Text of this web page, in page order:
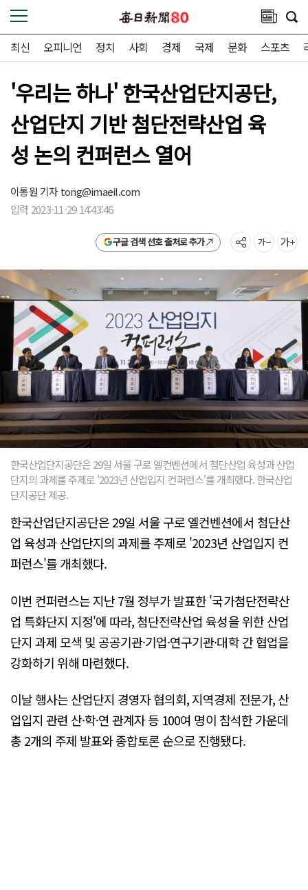
최신 오피니언 정치 사회 경제 국제 문화 스포츠
'우리는 하나' 한국산업단지공단,
산업단지 기반 첨단전략산업 육
성 논의 컨퍼런스 열어
이통원 기자tong@imaeil.com
입력 2023-11-29 14:43:46
구글 검색 선호 출처로 추가
한국산업단지공단은 29일 서울 구로 엘컨벤션에서 첨단산업 육성과 산업
단지의 과제를 주제로 '2023년 산업입지 컨퍼런스'를 개최했다. 한국산업
단지공단 제공.
한국산업단지공단은 29일 서울 구로 엘컨벤션에서 첨단산
업 육성과 산업단지의 과제를 주제로 '2023년 산업입지 컨
퍼런스'를 개최했다.
이번 컨퍼런스는 지난 7월 정부가 발표한 '국가첨단전략산
업 특화단지 지정'에 따라, 첨단전략산업 육성을 위한 산업
단지 과제 모색 및 공공기관·기업·연구기관·대학 간 협업을
강화하기 위해 마련했다.
이날 행사는 산업단지 경영자 협의회, 지역경제 전문가, 산
업입지 관련 산·학·연 관계자 등 100여 명이 참석한 가운데
총 2개의 주제 발표와 종합토론 순으로 진행됐다.